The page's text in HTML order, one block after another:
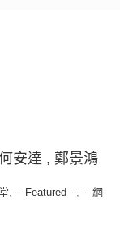
安達 , 鄭景鴻
, -- Featured --, -- 網